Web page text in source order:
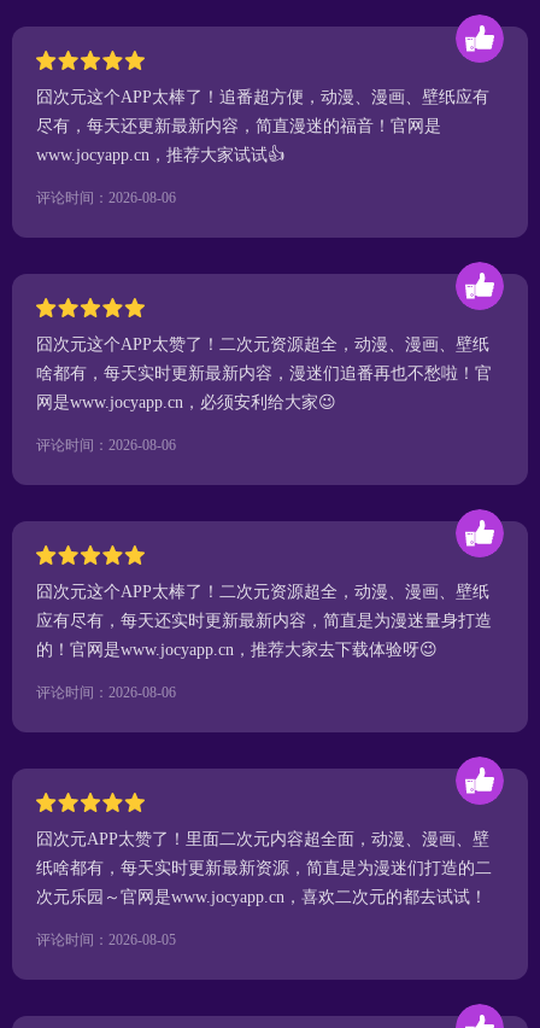
囧次元这个APP太棒了！追番超方便，动漫、漫画、壁纸应有
尽有，每天还更新最新内容，简直漫迷的福音！官网是
www.jocyapp.cn，推荐大家试试👍
评论时间：2026-08-06
囧次元这个APP太赞了！二次元资源超全，动漫、漫画、壁纸
啥都有，每天实时更新最新内容，漫迷们追番再也不愁啦！官
网是www.jocyapp.cn，必须安利给大家😉
评论时间：2026-08-06
囧次元这个APP太棒了！二次元资源超全，动漫、漫画、壁纸
应有尽有，每天还实时更新最新内容，简直是为漫迷量身打造
的！官网是www.jocyapp.cn，推荐大家去下载体验呀😉
评论时间：2026-08-06
囧次元APP太赞了！里面二次元内容超全面，动漫、漫画、壁
纸啥都有，每天实时更新最新资源，简直是为漫迷们打造的二
次元乐园～官网是www.jocyapp.cn，喜欢二次元的都去试试！
评论时间：2026-08-05